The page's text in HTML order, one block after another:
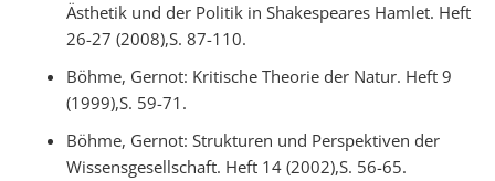
Ästhetik und der Politik in Shakespeares Hamlet. Heft
26-27 (2008),S. 87-110.
Böhme, Gernot: Kritische Theorie der Natur. Heft 9
(1999),S. 59-71.
Böhme, Gernot: Strukturen und Perspektiven der
Wissensgesellschaft. Heft 14 (2002),S. 56-65.